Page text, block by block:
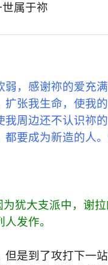
属于祢
，感谢祢的爱充
张我生命，使我
周边还不认识祢
要成为新造的人
犹大支派中，谢
发作。
是到了攻打下一